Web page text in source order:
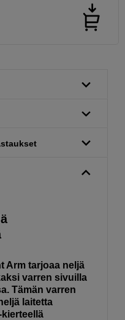
Arm tarjoaa neljä
varren sivuilla
Tämän varren
laitetta